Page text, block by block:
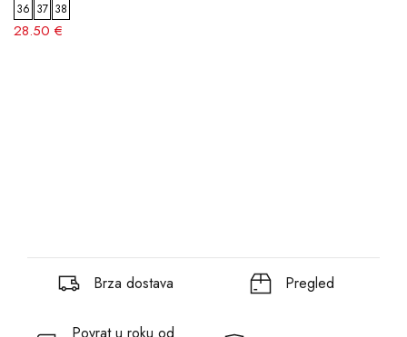
36 37 38
28.50 €
Brza dostava Pregled